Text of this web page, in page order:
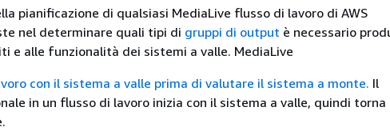
pianificazione di qualsiasi MediaLive flusso di lavoro di AWS
nel determinare quali tipi di gruppi di output è necessario
e alle funzionalità dei sistemi a valle. MediaLive
con il sistema a valle prima di valutare il sistema a monte. Il
in un flusso di lavoro inizia con il sistema a valle, quindi torna